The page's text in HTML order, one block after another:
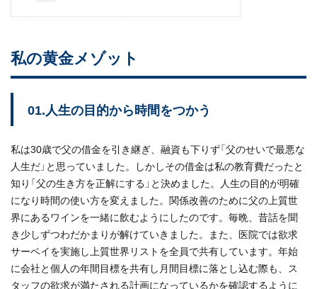
私の黄金メゾット
01.人生の目的から時間をつかう
私は30歳で父の借金を引き継ぎ、融資も下りず「父のせいで最悪な
人生だ」と思っていました。しかしその借金は私の教育費だったと
知り「父の生き方を正解にする」と決めました。人生の目的が明確
になり時間の使い方を変えました。関係改善のために父の上質世
界にあるワインを一緒に飲むようにしたのです。毎晩、昔話を聞
き少しずつわだかまりが解けていきました。また、医院では欲求
サーベイを実施し上質世界リストを全員で共有しています。年始
に会社と個人の年間目標を共有し月間目標に落とし込む際も、ス
タッフの欲求が満たされる計画になっているかを確認するように